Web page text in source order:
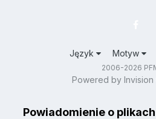
Język Motyw
2006-2026
Powered by Invision
Powiadomienie o